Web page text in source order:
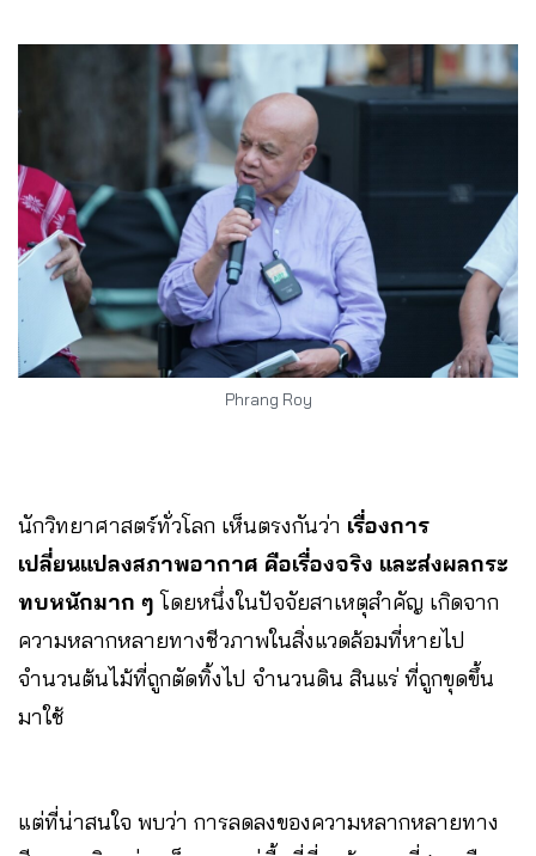
Phrang Roy
นักวิทยาศาสตร์ทั่วโลก เห็นตรงกันว่า เรื่องการ
เปลี่ยนแปลงสภาพอากาศ คือเรื่องจริง และส่งผลกระ
ทบหนักมาก ๆ โดยหนึ่งในปัจจัยสาเหตุสำคัญ เกิดจาก
ความหลากหลายทางชีวภาพในสิ่งแวดล้อมที่หายไป
จำนวนต้นไม้ที่ถูกตัดทิ้งไป จำนวนดิน สินแร่ ที่ถูกขุดขึ้น
มาใช้
แต่ที่น่าสนใจ พบว่า การลดลงของความหลากหลายทาง